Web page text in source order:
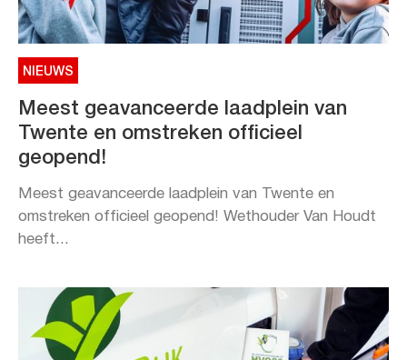
NIEUWS
Meest geavanceerde laadplein van
Twente en omstreken officieel
geopend!
Meest geavanceerde laadplein van Twente en
omstreken officieel geopend! Wethouder Van Houdt
heeft...